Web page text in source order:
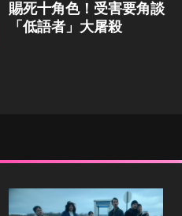
賜死十角色！受害要角談
「低語者」大屠殺